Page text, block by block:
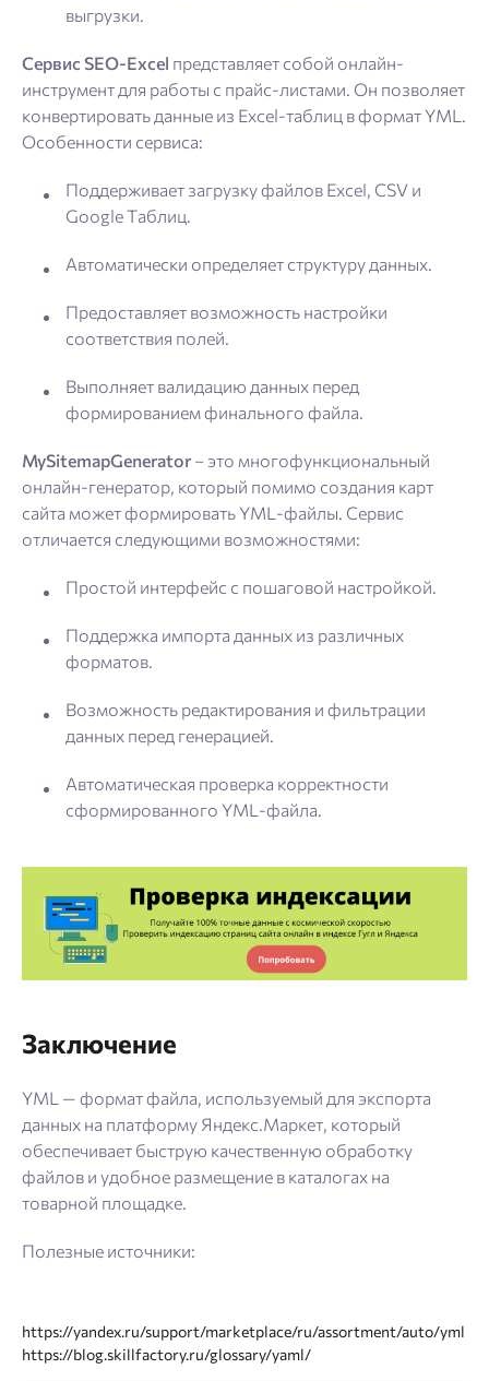
выгрузки.
Сервис SEO-Excel представляет собой онлайн-
инструмент для работы с прайс-листами. Он позволяет
конвертировать данные из Excel-таблиц в формат YML.
Особенности сервиса:
Поддерживает загрузку файлов Excel, CSV и
Google Таблиц.
Автоматически определяет структуру данных.
Предоставляет возможность настройки
соответствия полей.
Выполняет валидацию данных перед
формированием финального файла.
MySitemapGenerator – это многофункциональный
онлайн-генератор, который помимо создания карт
сайта может формировать YML-файлы. Сервис
отличается следующими возможностями:
Простой интерфейс с пошаговой настройкой.
Поддержка импорта данных из различных
форматов.
Возможность редактирования и фильтрации
данных перед генерацией.
Автоматическая проверка корректности
сформированного YML-файла.
Заключение
YML — формат файла, используемый для экспорта
данных на платформу Яндекс.Маркет, который
обеспечивает быструю качественную обработку
файлов и удобное размещение в каталогах на
товарной площадке.
Полезные источники:
https://yandex.ru/support/marketplace/ru/assortment/auto/yml
https://blog.skillfactory.ru/glossary/yaml/